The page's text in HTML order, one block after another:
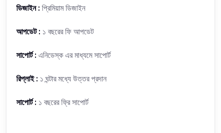
ডিজাইন : প্রিমিয়াম ডিজাইন
আপডেট : ১ বছরের ফি আপডেট
সাপোর্ট : এনিডেস্ক এর মাধ্যমে সাপোর্ট
রিপ্লাই : ১ ঘন্টার মধ্যে উত্তর প্রদান
সাপোর্ট : ১ বছরের ফ্রি সাপোর্ট